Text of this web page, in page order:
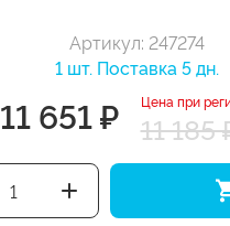
Артикул: 247274
1 шт. Поставка 5 дн.
11 651 ₽ Цена при
11 185